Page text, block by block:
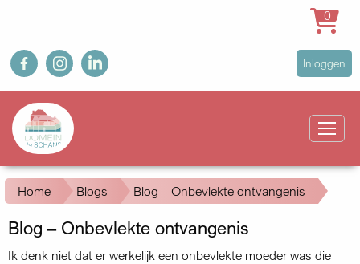
Overslaan
en
naar
inhoud
gaan
fb ig in
User
account
Inloggen
Main
navigation
0
Kruimelpad
Home Blogs Blog – Onbevlekte ontvangenis
Blog – Onbevlekte ontvangenis
Ik denk niet dat er werkelijk een onbevlekte moeder was die